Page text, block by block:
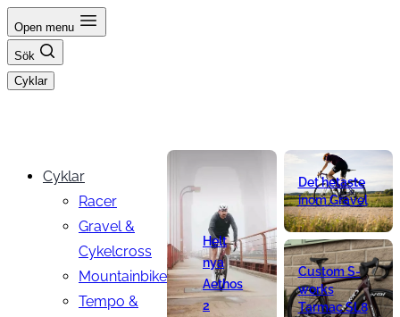
Hoppa
till
innehåll
Open menu
Sök
Cyklar
Cyklar
Racer
Gravel &
Cykelcross
Mountainbike
Tempo &
Helt
nya
Aethos
2
Det hetaste
inom Gravel
Custom S-
works
Tarmac SL8